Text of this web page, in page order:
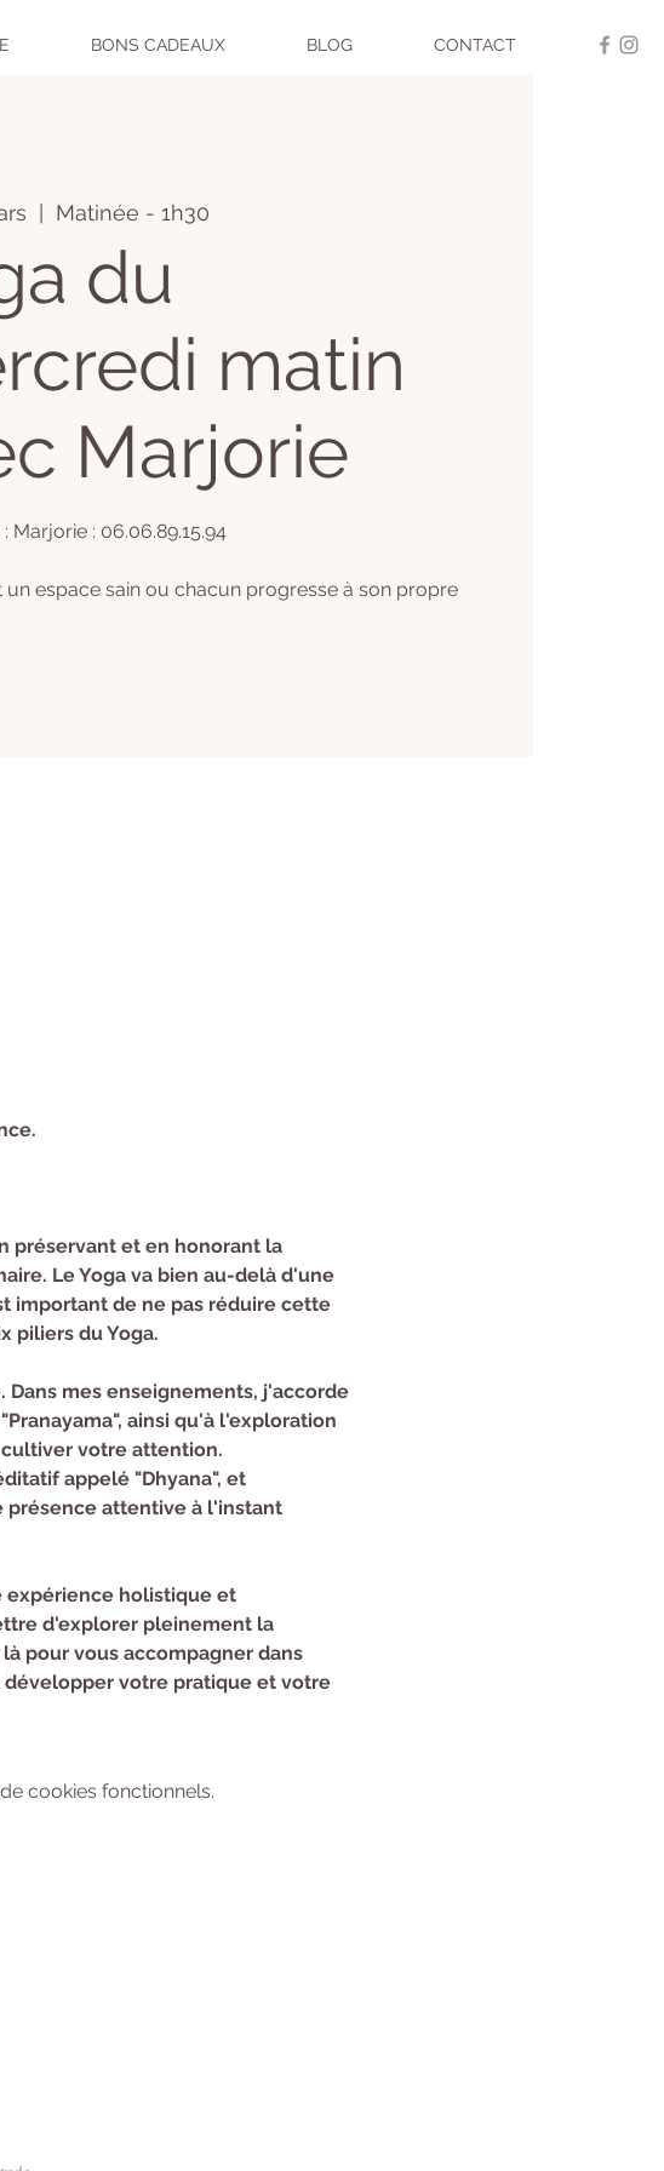
BONS CADEAUX BLOG CONTACT
  |
Matinée - 1h30
du
matin
Marjorie
Marjorie : 06.06.89.15.94
un espace sain ou chacun progresse à son propre
préservant et en honorant la
Le Yoga va bien au-delà d'une
important de ne pas réduire cette
piliers du Yoga.
mes enseignements, j'accorde
ainsi qu'à l'exploration
cultiver votre attention.
appelé "Dhyana", et
attentive à l'instant
expérience holistique et
d'explorer pleinement la
pour vous accompagner dans
développer votre pratique et votre
cookies fonctionnels.